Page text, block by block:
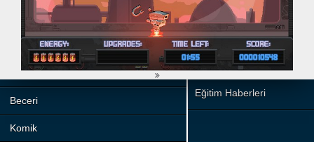
Silah
Basketbol
Motor
Beceri
Komik
Hesaplamalar
Oyun
Eğitim Haberleri